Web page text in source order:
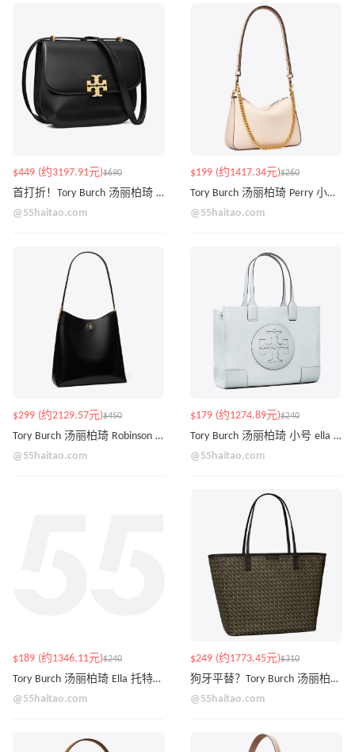
$449 (约3197.91元)$690
首打折！Tory Burch 汤丽柏琦 ELEANOR 马鞍包
@55haitao.com
$199 (约1417.34元)$260
Tory Burch 汤丽柏琦 Perry 小号单肩包
@55haitao.com
$299 (约2129.57元)$450
Tory Burch 汤丽柏琦 Robinson Hobo 单肩包
@55haitao.com
$179 (约1274.89元)$240
Tory Burch 汤丽柏琦 小号 ella 托特包
@55haitao.com
$189 (约1346.11元)$240
Tory Burch 汤丽柏琦 Ella 托特包 宝石红色
@55haitao.com
$249 (约1773.45元)$310
狗牙平替？Tory Burch 汤丽柏琦 Ever-Ready 链条托特包
@55haitao.com